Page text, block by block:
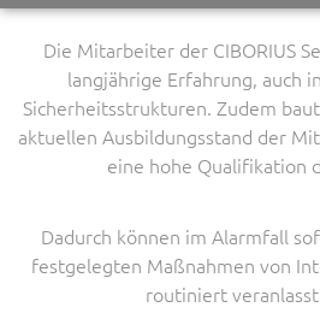
Die Mitarbeiter der CIBORIUS
langjährige Erfahrung, auch
Sicherheitsstrukturen. Zudem
aktuellen Ausbildungsstand der
eine hohe Qualifikation
Dadurch können im Alarmfall
festgelegten Maßnahmen von
routiniert